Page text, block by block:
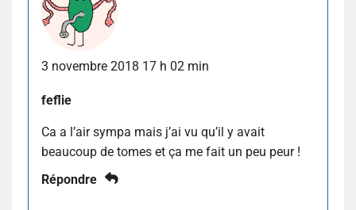
3 novembre 2018 17 h 02 min
feflie
Ca a l’air sympa mais j’ai vu qu’il y avait
beaucoup de tomes et ça me fait un peu peur !
Répondre